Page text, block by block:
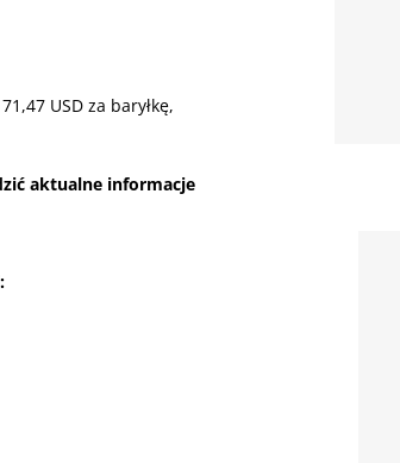
USD za baryłkę,
aktualne informacje